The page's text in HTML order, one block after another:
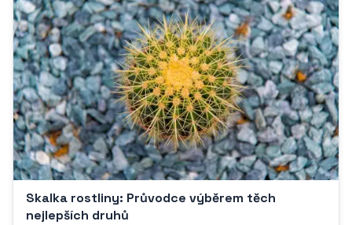
Skalka rostliny: Průvodce výběrem těch
nejlepších druhů